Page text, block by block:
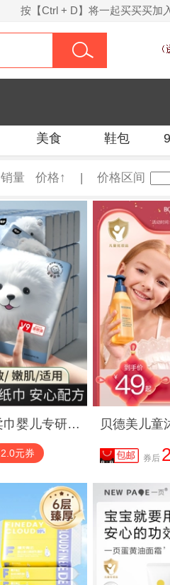
按【Ctrl + D】将一起买买买加
美食 鞋包
销量 价格↑ | 价格区间
植护大包乳霜纸云柔巾婴儿专研保湿柔纸巾宝宝抽纸面巾纸擦鼻涕纸
2.0元券 券后